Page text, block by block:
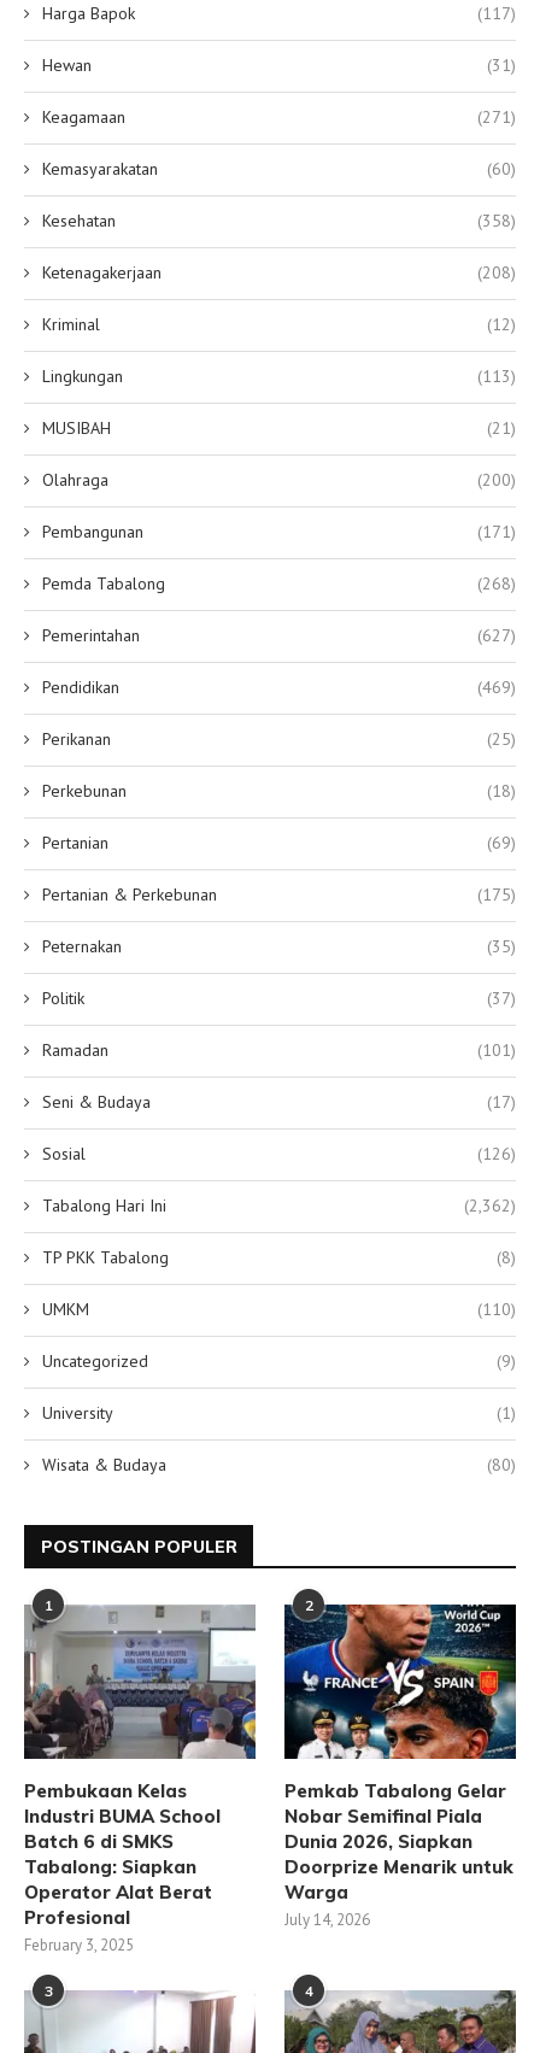
Harga Bapok (117)
Hewan (31)
Keagamaan (271)
Kemasyarakatan (60)
Kesehatan (358)
Ketenagakerjaan (208)
Kriminal (12)
Lingkungan (113)
MUSIBAH (21)
Olahraga (200)
Pembangunan (171)
Pemda Tabalong (268)
Pemerintahan (627)
Pendidikan (469)
Perikanan (25)
Perkebunan (18)
Pertanian (69)
Pertanian & Perkebunan (175)
Peternakan (35)
Politik (37)
Ramadan (101)
Seni & Budaya (17)
Sosial (126)
Tabalong Hari Ini (2,362)
TP PKK Tabalong (8)
UMKM (110)
Uncategorized (9)
University (1)
Wisata & Budaya (80)
POSTINGAN POPULER
1
Pembukaan Kelas
Industri BUMA School
Batch 6 di SMKS
Tabalong: Siapkan
Operator Alat Berat
Profesional
February 3, 2025
2
Pemkab Tabalong Gelar
Nobar Semifinal Piala
Dunia 2026, Siapkan
Doorprize Menarik untuk
Warga
July 14, 2026
3 4